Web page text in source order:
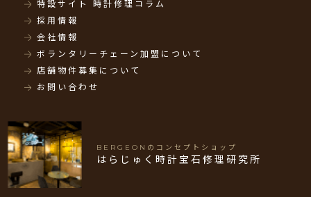
特設サイト 時計修理コラム
採用情報
会社情報
ボランタリーチェーン加盟について
店舗物件募集について
お問い合わせ
BERGEONのコンセプトショップ
はらじゅく時計宝石修理研究所